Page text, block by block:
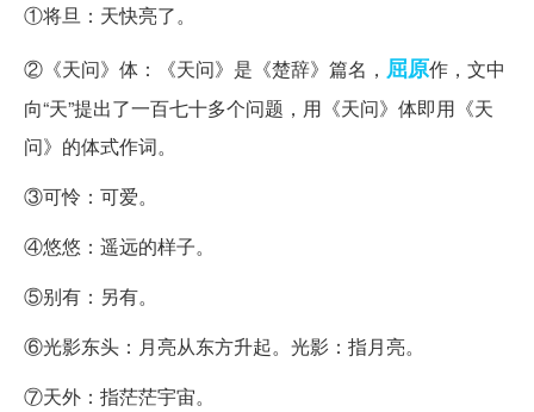
①将旦：天快亮了。
②《天问》体：《天问》是《楚辞》篇名， 屈原作，文中
向“天”提出了一百七十多个问题，用《天问》体即用《天
问》的体式作词。
③可怜：可爱。
④悠悠：遥远的样子。
⑤别有：另有。
⑥光影东头：月亮从东方升起。光影：指月亮。
⑦天外：指茫茫宇宙。